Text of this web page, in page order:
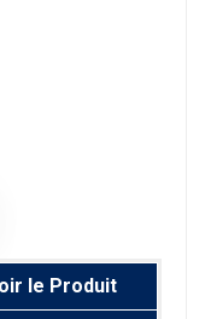
le Produit